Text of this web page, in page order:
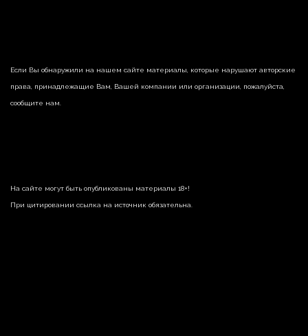
Если Вы обнаружили на нашем сайте материалы, которые нарушают авторские
права, принадлежащие Вам, Вашей компании или организации, пожалуйста,
сообщите нам.
На сайте могут быть опубликованы материалы 18+!
При цитировании ссылка на источник обязательна.